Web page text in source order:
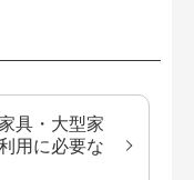
具・大型家
用に必要な